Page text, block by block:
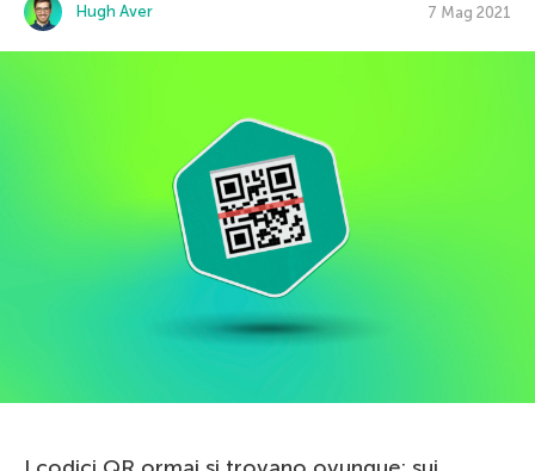
Hugh Aver 7 Mag 2021